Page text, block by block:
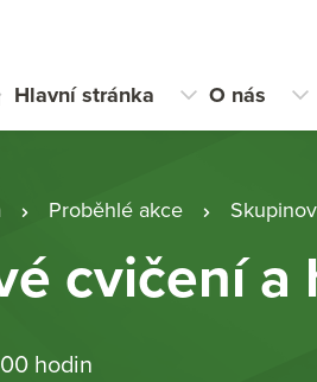
Hlavní stránka O nás
Proběhlé akce
cvičení a
hodin